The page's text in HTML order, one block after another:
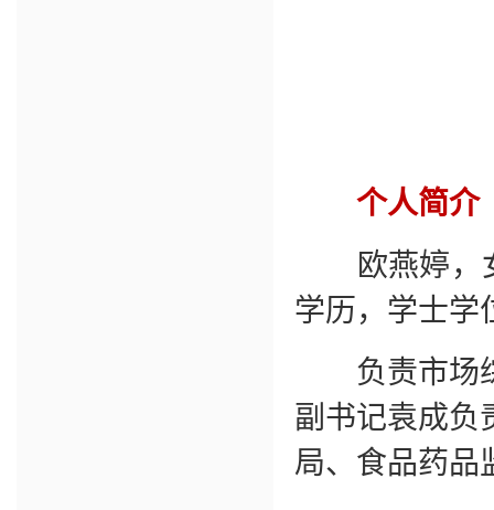
个人简介
欧燕婷，
学历，学士学
负责市场综
副书记袁成负
局、食品药品